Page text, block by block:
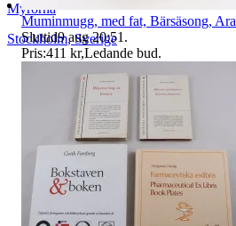
Myrorna
Stockholm,Sverige
Muminmugg, med fat, Bärsäsong,
Sluttid9 aug 20:51 .
Pris:411 kr,Ledande bud.